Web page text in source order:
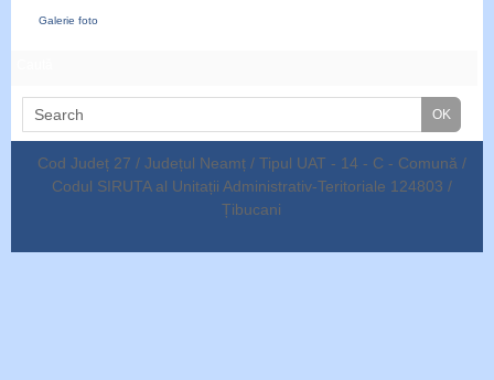
Galerie foto
Cod Județ 27 / Județul Neamț / Tipul UAT - 14 - C - Comună /
Codul SIRUTA al Unitații Administrativ-Teritoriale 124803 /
Țibucani